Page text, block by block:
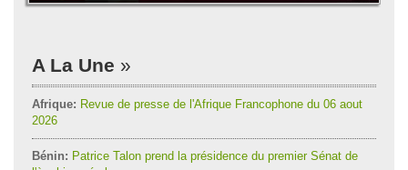
A La Une
Afrique: Revue de presse de l'Afrique Francophone du 06 aout
2026
Bénin: Patrice Talon prend la présidence du premier Sénat de